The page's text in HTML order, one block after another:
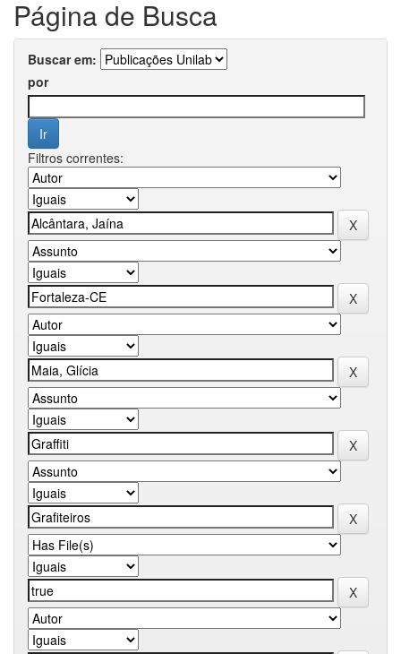
Página de Busca
Buscar em:
por
Filtros correntes: